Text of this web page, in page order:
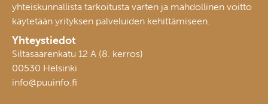
yhteiskunnallista tarkoitusta varten ja mahdollinen voitto
käytetään yrityksen palveluiden kehittämiseen.
Yhteystiedot
Siltasaarenkatu 12 A (8. kerros)
00530 Helsinki
info@puuinfo.fi